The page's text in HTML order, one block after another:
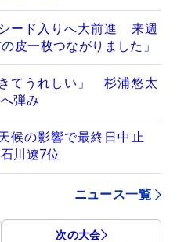
ード入りへ大前進 来週
皮一枚つながりました」
てうれしい」 杉浦悠太
弾み
候の影響で最終日中止
川遼7位
ニュース一覧
次の大会